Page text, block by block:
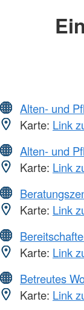
Alten- und
Karte: Link
Alten- und
Karte: Link
Karte: Link
Karte: Link
Betreutes
Karte: Link